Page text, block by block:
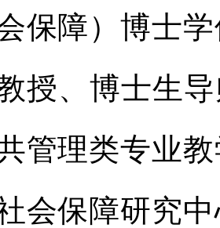
保障）博士
授、博士生
管理类专业
会保障研究